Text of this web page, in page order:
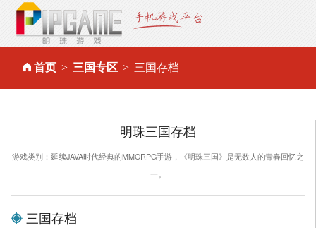
首页 三国专区 三国存档
明珠三国存档
游戏类别：延续JAVA时代经典的MMORPG手游，《明珠三国》是无数人的青春回忆之
一。
三国存档